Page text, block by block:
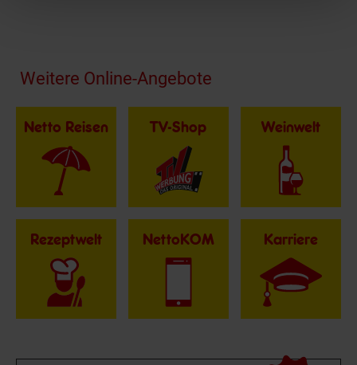
Fußzeile
Weitere Online-Angebote
Netto Reisen TV-Shop Weinwelt
Rezeptwelt NettoKOM Karriere